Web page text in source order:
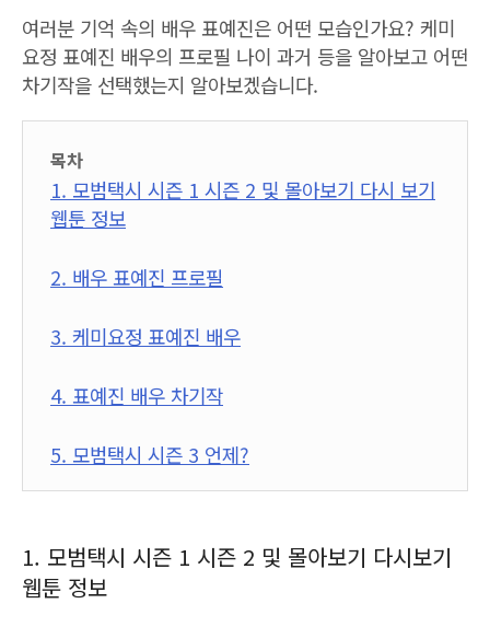
여러분 기억 속의 배우 표예진은 어떤 모습인가요? 케미
요정 표예진 배우의 프로필 나이 과거 등을 알아보고 어떤
차기작을 선택했는지 알아보겠습니다.
목차
1. 모범택시 시즌 1 시즌 2 및 몰아보기 다시 보기
웹툰 정보
2. 배우 표예진 프로필
3. 케미요정 표예진 배우
4. 표예진 배우 차기작
5. 모범택시 시즌 3 언제?
1. 모범택시 시즌 1 시즌 2 및 몰아보기 다시보기
웹툰 정보